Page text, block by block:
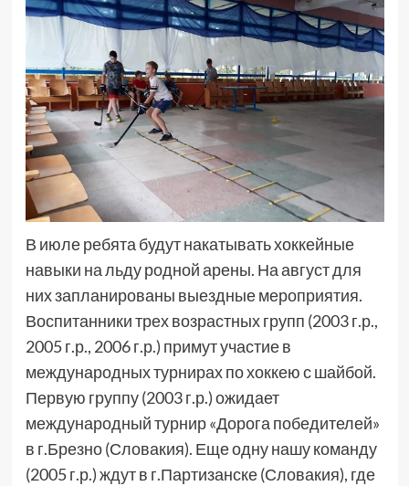
В июле ребята будут накатывать хоккейные
навыки на льду родной арены. На август для
них запланированы выездные мероприятия.
Воспитанники трех возрастных групп (2003 г.р.,
2005 г.р., 2006 г.р.) примут участие в
международных турнирах по хоккею с шайбой.
Первую группу (2003 г.р.) ожидает
международный турнир «Дорога победителей»
в г.Брезно (Словакия). Еще одну нашу команду
(2005 г.р.) ждут в г.Партизанске (Словакия), где